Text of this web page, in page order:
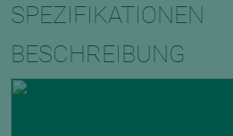
SPEZIFIKATIONEN
BESCHREIBUNG